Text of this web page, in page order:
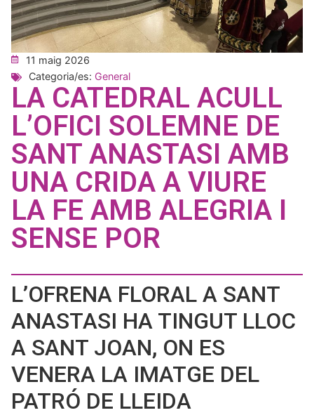
11 maig 2026
Categoria/es: General
LA CATEDRAL ACULL
L’OFICI SOLEMNE DE
SANT ANASTASI AMB
UNA CRIDA A VIURE
LA FE AMB ALEGRIA I
SENSE POR
L’OFRENA FLORAL A SANT
ANASTASI HA TINGUT LLOC
A SANT JOAN, ON ES
VENERA LA IMATGE DEL
PATRÓ DE LLEIDA